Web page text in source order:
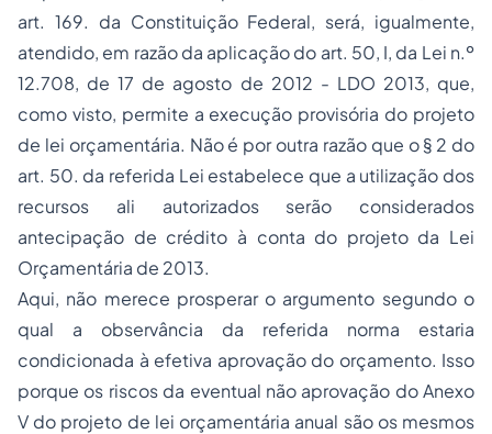
art. 169. da Constituição Federal, será, igualmente,
atendido, em razão da aplicação do art. 50, I, da Lei n.º
12.708, de 17 de agosto de 2012 - LDO 2013, que,
como visto, permite a execução provisória do projeto
de lei orçamentária. Não é por outra razão que o § 2 do
art. 50. da referida Lei estabelece que a utilização dos
recursos ali autorizados serão considerados
antecipação de crédito à conta do projeto da Lei
Orçamentária de 2013.
Aqui, não merece prosperar o argumento segundo o
qual a observância da referida norma estaria
condicionada à efetiva aprovação do orçamento. Isso
porque os riscos da eventual não aprovação do Anexo
V do projeto de lei orçamentária anual são os mesmos